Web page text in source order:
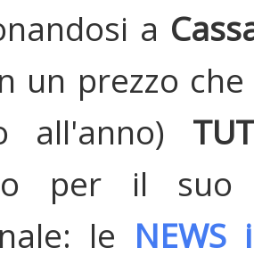
a
un prezzo
all'anno)
per il suo
le